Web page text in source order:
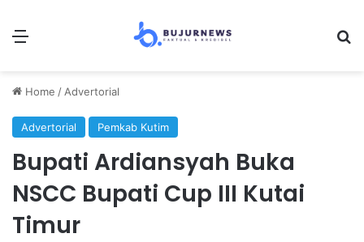
Menu
Home / Advertorial
Advertorial Pemkab Kutim
Bupati Ardiansyah Buka
NSCC Bupati Cup III Kutai
Timur